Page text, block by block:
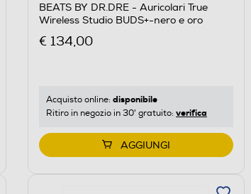
BEATS BY DR.DRE - Auricolari True
Wireless Studio BUDS+-nero e oro
€ 134,00
Acquisto online: disponibile
Ritiro in negozio in 30' gratuito: verifica
AGGIUNGI